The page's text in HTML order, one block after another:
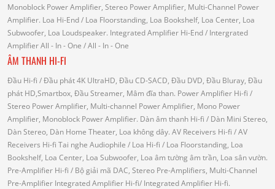
Monoblock Power Amplifier, Stereo Power Amplifier, Multi-Channel Power
Amplifier. Loa Hi-End/ Loa Floorstanding, Loa Bookshelf, Loa Center, Loa
Subwoofer, Loa Loudspeaker. Integrated Amplifier Hi-End/ Intergrated
AmplifierAll - In - One / All - In - One
ÂM THANH HI-FI
Đầu Hi-fi / Đầu phát 4K UltraHD, Đầu CD-SACD, Đầu DVD, Đầu Bluray, Đầu
phát HD,Smartbox, Đầu Streamer, Mâm đĩa than. Power Amplifier Hi-fi /
Stereo Power Amplifier, Multi-channel Power Amplifier, Mono Power
Amplifier, Monoblock Power Amplifier. Dàn âm thanh Hi-fi / Dàn Mini Stereo,
Dàn Stereo, Dàn Home Theater, Loa không dây. AV Receivers Hi-fi / AV
Receivers Hi-fi Tai nghe Audiophile / Loa Hi-fi / Loa Floorstanding, Loa
Bookshelf, Loa Center, Loa Subwoofer, Loa âm tường âm trần, Loa sân vườn.
Pre-Amplifier Hi-fi / Bộ giải mã DAC, Stereo Pre-Amplifiers, Multi-Channel
Pre-Amplifier Integrated Amplifier Hi-fi/ Integrated Amplifier Hi-fi.